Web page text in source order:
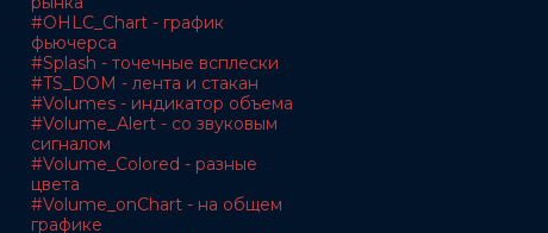
#OHLC_Chart - график
фьючерса
#Splash - точечные всплески
#TS_DOM - лента и стакан
#Volumes - индикатор объема
#Volume_Alert - со звуковым
сигналом
#Volume_Colored - разные
цвета
#Volume_onChart - на общем
графике